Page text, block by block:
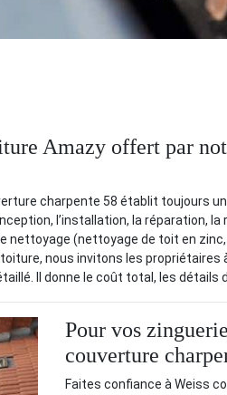
Amazy offert par
charpente 58 établit toujours
l’installation, la réparation,
nettoyage (nettoyage de toit en
nous invitons les propriétaires
Il donne le coût total, les détails
Pour vos
couverture
Faites confiance à Weiss